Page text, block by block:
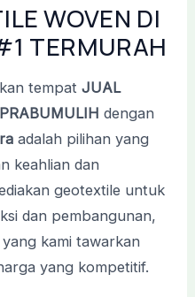
WOVEN DI
TERMURAH
tempat JUAL
dengan
adalah pilihan yang
keahlian dan
geotextile untuk
dan pembangunan,
kami tawarkan
yang kompetitif.